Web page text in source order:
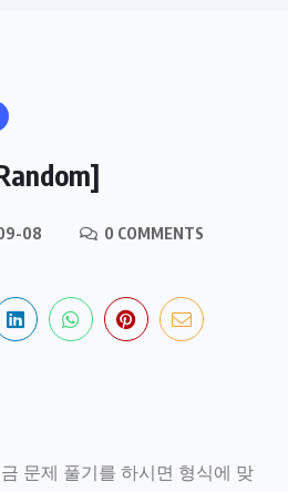
08
0 COMMENTS
문제 풀기를 하시면 형식에 맞